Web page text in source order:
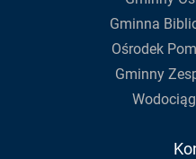
Gminna
Ośrodek
Gminny